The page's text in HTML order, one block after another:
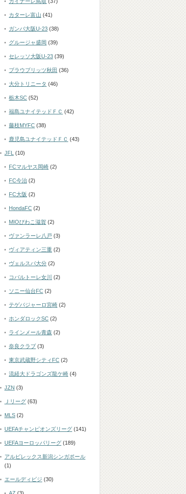
カターレ富山 (41)
ガンバ大阪U-23 (38)
グルージャ盛岡 (39)
セレッソ大阪U-23 (39)
ブラウブリッツ秋田 (36)
大分トリニータ (46)
栃木SC (52)
福島ユナイテッドＦＣ (42)
藤枝MYFC (38)
鹿児島ユナイテッドＦＣ (43)
JFL (10)
FCマルヤス岡崎 (2)
FC今治 (2)
FC大阪 (2)
HondaFC (2)
MIOびわこ滋賀 (2)
ヴァンラーレ八戸 (3)
ヴィアティン三重 (2)
ヴェルスパ大分 (2)
コバルトーレ女川 (2)
ソニー仙台FC (2)
テゲバジャーロ宮崎 (2)
ホンダロックSC (2)
ラインメール青森 (2)
奈良クラブ (3)
東京武蔵野シティFC (2)
流経大ドラゴンズ龍ケ崎 (4)
JZN (3)
Ｊリーグ (63)
MLS (2)
UEFAチャンピオンズリーグ (141)
UEFAヨーロッパリーグ (189)
アルビレックス新潟シンガポール
(1)
エールディビジ (30)